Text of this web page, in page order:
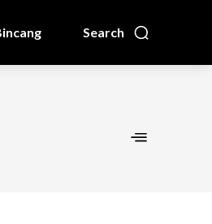
Search